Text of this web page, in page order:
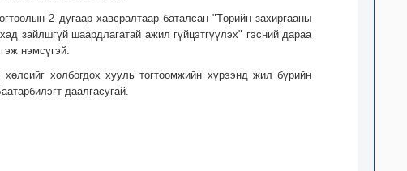
2 дугаар хавсралтаар баталсан "Төрийн захиргааны
зайлшгүй шаардлагатай ажил гүйцэтгүүлэх" гэсний дараа
нэмсүгэй.
холбогдох хууль тогтоомжийн хүрээнд жил бүрийн
даалгасугай.